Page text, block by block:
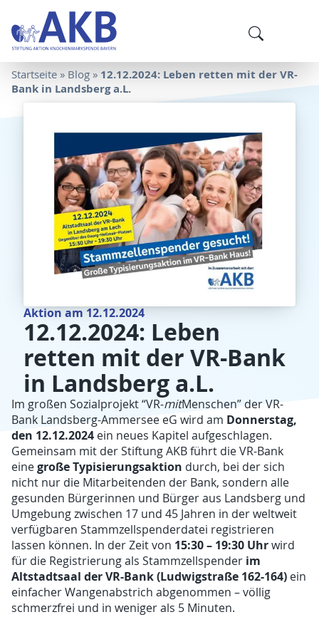
Startseite » Blog » 12.12.2024: Leben retten mit der VR-
Bank in Landsberg a.L.
Aktion am 12.12.2024
12.12.2024: Leben
retten mit der VR-Bank
in Landsberg a.L.
Im großen Sozialprojekt “VR-mitMenschen” der VR-
Bank Landsberg-Ammersee eG wird am Donnerstag,
den 12.12.2024 ein neues Kapitel aufgeschlagen.
Gemeinsam mit der Stiftung AKB führt die VR-Bank
einegroße Typisierungsaktion durch, bei der sich
nicht nur die Mitarbeitenden der Bank, sondern alle
gesunden Bürgerinnen und Bürger aus Landsberg und
Umgebung zwischen 17 und 45 Jahren in der weltweit
verfügbaren Stammzellspenderdatei registrieren
lassen können. In der Zeit von 15:30 – 19:30 Uhrwird
für die Registrierung als Stammzellspender im
Altstadtsaal der VR-Bank (Ludwigstraße 162-164) ein
einfacher Wangenabstrich abgenommen – völlig
schmerzfrei und in weniger als 5 Minuten.